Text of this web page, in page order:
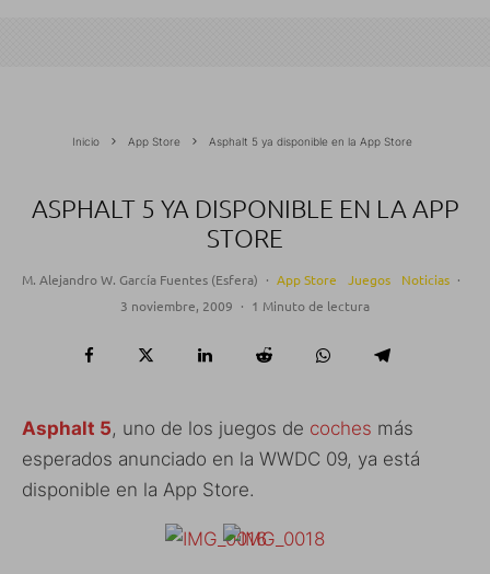
Inicio App Store Asphalt 5 ya disponible en la App Store
ASPHALT 5 YA DISPONIBLE EN LA APP
STORE
M. Alejandro W. García Fuentes (Esfera) · App Store Juegos Noticias ·
3 noviembre, 2009 · 1 Minuto de lectura
Asphalt 5, uno de los juegos de coches más
esperados anunciado en la WWDC 09, ya está
disponible en la App Store.